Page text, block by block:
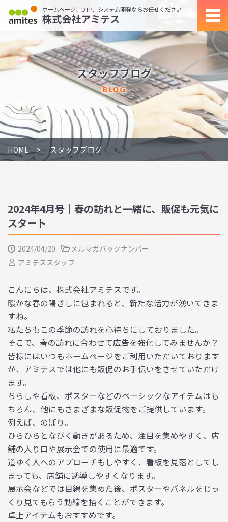
ホームページ、DTP、システム開発ならお任せください
株式会社アミテス
スタッフブログ
BLOG
HOME スタッフブログ
2024年4月号｜春の訪れと一緒に、販促も元気に
スタート
2024/04/20
メルマガバックナンバー
アミテススタッフ
こんにちは、株式会社アミテスです。
暖かな春の陽ざしに包まれると、新たな活力が湧いてきま
すね。
私たちもこの季節の訪れを心待ちにしておりました。
そこで、春の訪れに合わせて広告を強化してみませんか？
皆様にはいつもホームページをご利用いただいております
が、アミテスでは他にも販促のお手伝いをさせていただけ
ます。
ちらしや看板、ポスターなどのベーシックなアイテムはも
ちろん、他にもさまざまな販促物をご提供しています。
例えば、のぼり。
ひらひらとなびく動きがあるため、注目を集めやすく、店
舗の入り口や展示会での使用に最適です。
道ゆく人へのアプローチもしやすく、看板を見落としてし
まっても、店舗に誘導しやすくなります。
展示会などでは目線を集めた後、ポスターやパネルをじっ
くり見てもらう動線を描くことができます。
卓上アイテムもおすすめです。